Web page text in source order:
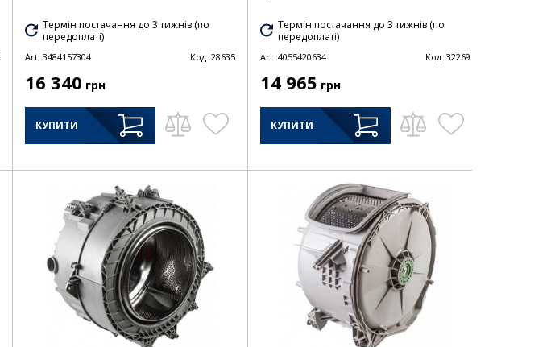
Термін постачання до 3 тижнів (по
передоплаті)
Art: 3484157304 Код: 28635
16 340 грн
КУПИТИ
Термін постачання до 3 тижнів (по
передоплаті)
Art: 4055420634 Код: 32269
14 965 грн
КУПИТИ